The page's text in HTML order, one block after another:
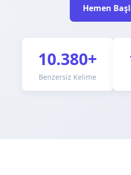
Hemen
10.380+
Benzersiz Kelime